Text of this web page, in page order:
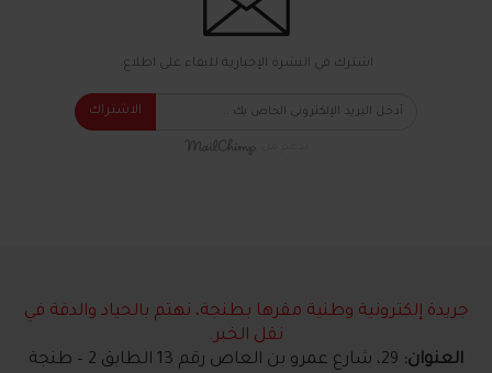
اشترك في النشرة الإخبارية للبقاء على اطلاع.
الاشتراك
جريدة إلكترونية وطنية مقرها بطنجة، نهتم بالحياد والدقة في
نقل الخبر.
العنوان: